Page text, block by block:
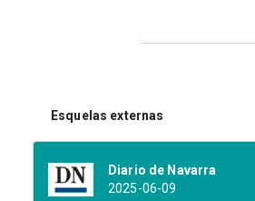
Esquelas externas
Diario de Navarra
2025-06-09